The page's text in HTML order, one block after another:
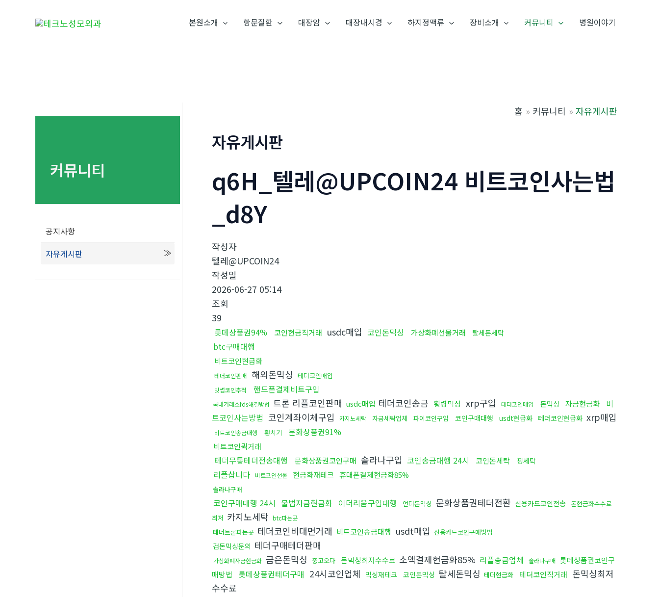
본원소개 항문질환 대장암 대장내시경 하지정맥류 장비소개 커뮤니티 병원이야기
커뮤니티
공지사항
자유게시판
홈 커뮤니티 자유게시판
자유게시판
q6H_텔레@UPCOIN24 비트코인사는법
_d8Y
작성자
텔레@UPCOIN24
작성일
2026-06-27 05:14
조회
39
롯데상품권94% 코인현금직거래 usdc매입 코인돈믹싱 가상화폐선물거래 탈세돈세탁
btc구매대행
비트코인현금화
테더코인판매 해외돈믹싱 테더코인매입
빗썸코인추적 핸드폰결제비트구입
국내거래소fds해결방법 트론 리플코인판매 usdc매입 테더코인송금 횡령믹싱 xrp구입 테더코인매입 돈믹싱 자금현금화
비
트코인사는방법 코인계좌이체구입 카지노세탁 자금세탁업체 파이코인구입 코인구매대행 usdt현금화 테더코인현금화 xrp매입
비트코인송금대행 환치기 문화상품권91%
비트코인퀵거래
테더무통테더전송대행 문화상품권코인구매 솔라나구입 코인송금대행 24시 코인돈세탁 핑세탁
리플삽니다 비트코인선물 현금화재테크 휴대폰결제현금화85%
솔라나구매
코인구매대행 24시 불법자금현금화 이더리움구입대행 언더돈믹싱 문화상품권테더전환 신용카드코인전송 돈현금화수수료
최저 카지노세탁 btc파는곳
테더트론파는곳 테더코인비대면거래 비트코인송금대행 usdt매입 신용카드코인구매방법
검돈믹싱문의 테더구매테더판매
가상화폐자금현금화 금은돈믹싱 중고오다 돈믹싱최저수수료 소액결제현금화85% 리플송금업체 솔라나구매 롯데상품권코인구
매방법
롯데상품권테더구매 24시코인업체 믹싱재테크 코인돈믹싱 탈세돈믹싱 테더현금화 테더코인직거래 돈믹싱최저
수수료